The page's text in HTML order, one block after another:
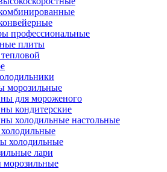
профессиональные
плиты
морозильные
для мороженого
кондитерские
холодильные настольные
холодильные
лари
морозильные